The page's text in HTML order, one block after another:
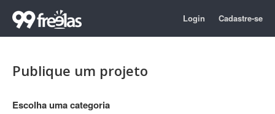
Login Cadastre-se
Publique um projeto
Escolha uma categoria